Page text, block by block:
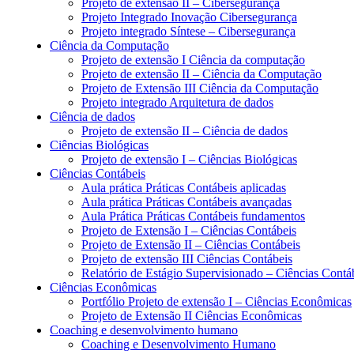
Projeto de extensão II – Cibersegurança
Projeto Integrado Inovação Cibersegurança
Projeto integrado Síntese – Cibersegurança
Ciência da Computação
Projeto de extensão I Ciência da computação
Projeto de extensão II – Ciência da Computação
Projeto de Extensão III Ciência da Computação
Projeto integrado Arquitetura de dados
Ciência de dados
Projeto de extensão II – Ciência de dados
Ciências Biológicas
Projeto de extensão I – Ciências Biológicas
Ciências Contábeis
Aula prática Práticas Contábeis aplicadas
Aula prática Práticas Contábeis avançadas
Aula Prática Práticas Contábeis fundamentos
Projeto de Extensão I – Ciências Contábeis
Projeto de Extensão II – Ciências Contábeis
Projeto de extensão III Ciências Contábeis
Relatório de Estágio Supervisionado – Ciências
Ciências Econômicas
Portfólio Projeto de extensão I – Ciências Econômicas
Projeto de Extensão II Ciências Econômicas
Coaching e desenvolvimento humano
Coaching e Desenvolvimento Humano